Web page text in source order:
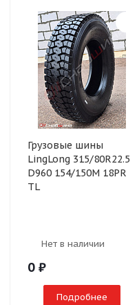
Грузовые шины
LingLong 315/80R22.5
D960 154/150M 18PR
TL
Нет в наличии
0 ₽
Подробнее